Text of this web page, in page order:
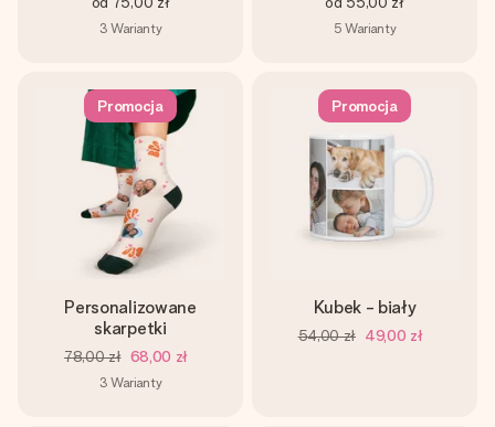
3 Warianty 5 Warianty
Promocja
Personalizowane
skarpetki
78,00 zł 68,00 zł
3 Warianty
Promocja
Kubek - biały
54,00 zł 49,00 zł